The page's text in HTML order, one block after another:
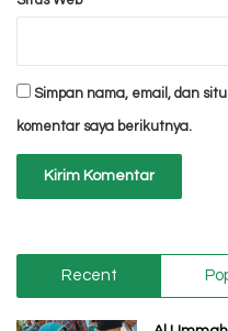
Simpan nama, email, dan
komentar saya berikutnya.
Recent